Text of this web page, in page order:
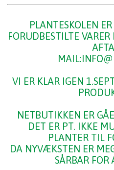
PLANTESKOLEN
FORUDBESTILTE
VI ER KLAR IGEN
NETBUTIKKEN ER
DET ER PT. IKKE
PLANTER TIL
DA NYVÆKSTEN ER
SÅRBAR